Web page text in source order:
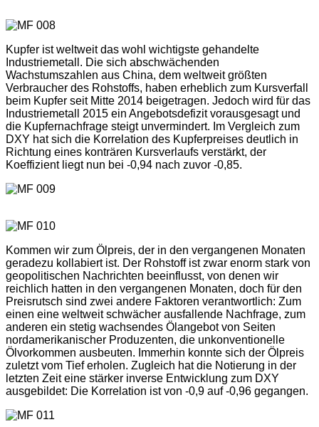
Kupfer ist weltweit das wohl wichtigste gehandelte
Industriemetall. Die sich abschwächenden
Wachstumszahlen aus China, dem weltweit größten
Verbraucher des Rohstoffs, haben erheblich zum Kursverfall
beim Kupfer seit Mitte 2014 beigetragen. Jedoch wird für das
Industriemetall 2015 ein Angebotsdefizit vorausgesagt und
die Kupfernachfrage steigt unvermindert. Im Vergleich zum
DXY hat sich die Korrelation des Kupferpreises deutlich in
Richtung eines konträren Kursverlaufs verstärkt, der
Koeffizient liegt nun bei -0,94 nach zuvor -0,85.
Kommen wir zum Ölpreis, der in den vergangenen Monaten
geradezu kollabiert ist. Der Rohstoff ist zwar enorm stark von
geopolitischen Nachrichten beeinflusst, von denen wir
reichlich hatten in den vergangenen Monaten, doch für den
Preisrutsch sind zwei andere Faktoren verantwortlich: Zum
einen eine weltweit schwächer ausfallende Nachfrage, zum
anderen ein stetig wachsendes Ölangebot von Seiten
nordamerikanischer Produzenten, die unkonventionelle
Ölvorkommen ausbeuten. Immerhin konnte sich der Ölpreis
zuletzt vom Tief erholen. Zugleich hat die Notierung in der
letzten Zeit eine stärker inverse Entwicklung zum DXY
ausgebildet: Die Korrelation ist von -0,9 auf -0,96 gegangen.